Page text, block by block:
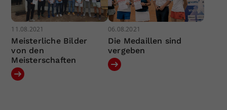
11.08.2021
Meisterliche Bilder
von den
Meisterschaften
06.08.2021
Die Medaillen sind
vergeben